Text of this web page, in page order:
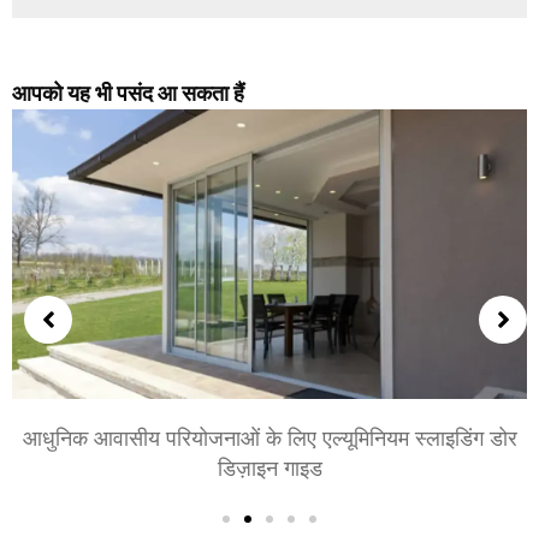
आपको यह भी पसंद आ सकता हैं
आधुनिक आवासीय परियोजनाओं के लिए एल्यूमिनियम स्लाइडिंग डोर
डिज़ाइन गाइड